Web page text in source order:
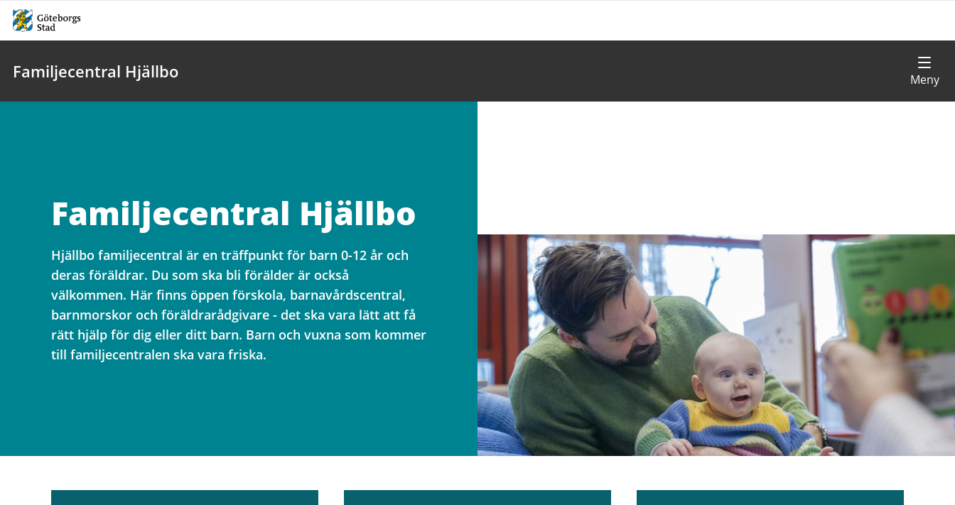
Familjecentral Hjällbo
Familjecentral Hjällbo
Hjällbo familjecentral är en träffpunkt för barn 0-12 år och
deras föräldrar. Du som ska bli förälder är också
välkommen. Här finns öppen förskola, barnavårdscentral,
barnmorskor och föräldrarådgivare - det ska vara lätt att få
rätt hjälp för dig eller ditt barn. Barn och vuxna som kommer
till familjecentralen ska vara friska.